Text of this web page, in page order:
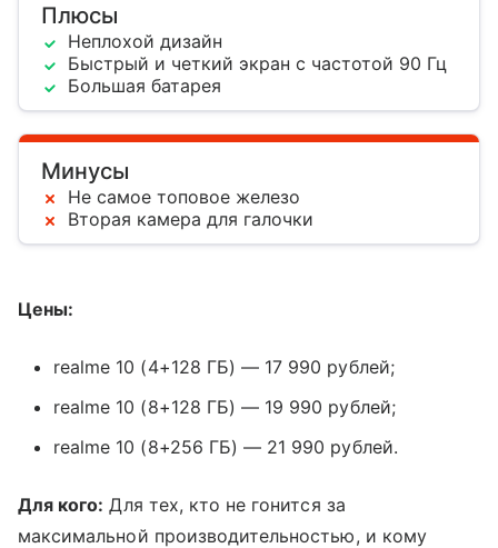
Плюсы
Неплохой дизайн
Быстрый и четкий экран с частотой 90 Гц
Большая батарея
Минусы
Не самое топовое железо
Вторая камера для галочки
Цены:
realme 10 (4+128 ГБ) — 17 990 рублей;
realme 10 (8+128 ГБ) — 19 990 рублей;
realme 10 (8+256 ГБ) — 21 990 рублей.
Для кого: Для тех, кто не гонится за
максимальной производительностью, и кому